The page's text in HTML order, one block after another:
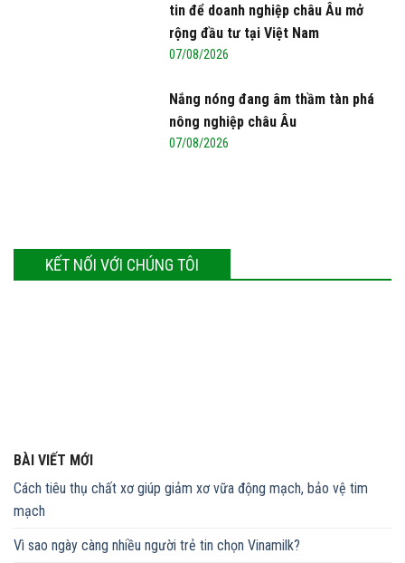
tin để doanh nghiệp châu Âu mở
rộng đầu tư tại Việt Nam
07/08/2026
Nắng nóng đang âm thầm tàn phá
nông nghiệp châu Âu
07/08/2026
KẾT NỐI VỚI CHÚNG TÔI
BÀI VIẾT MỚI
Cách tiêu thụ chất xơ giúp giảm xơ vữa động mạch, bảo vệ tim
mạch
Vì sao ngày càng nhiều người trẻ tin chọn Vinamilk?